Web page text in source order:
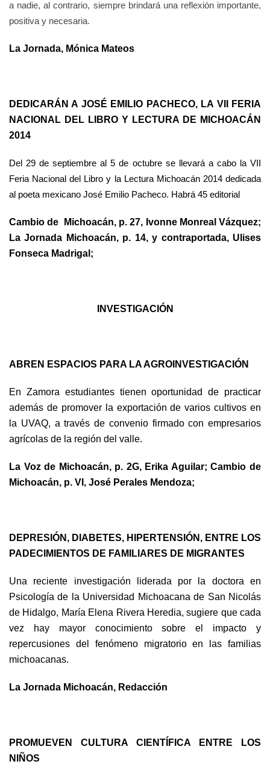
a nadie, al contrario, siempre brindará una reflexión importante,
positiva y necesaria.
La Jornada, Mónica Mateos
DEDICARÁN A JOSÉ EMILIO PACHECO, LA VII FERIA
NACIONAL DEL LIBRO Y LECTURA DE MICHOACÁN
2014
Del 29 de septiembre al 5 de octubre se llevará a cabo la VII
Feria Nacional del Libro y la Lectura Michoacán 2014 dedicada
al poeta mexicano José Emilio Pacheco. Habrá 45 editorial
Cambio de Michoacán, p. 27, Ivonne Monreal Vázquez;
La Jornada Michoacán, p. 14, y contraportada, Ulises
Fonseca Madrigal;
INVESTIGACIÓN
ABREN ESPACIOS PARA LA AGROINVESTIGACIÓN
En Zamora estudiantes tienen oportunidad de practicar
además de promover la exportación de varios cultivos en
la UVAQ, a través de convenio firmado con empresarios
agrícolas de la región del valle.
La Voz de Michoacán, p. 2G, Erika Aguilar; Cambio de
Michoacán, p. VI, José Perales Mendoza;
DEPRESIÓN, DIABETES, HIPERTENSIÓN, ENTRE LOS
PADECIMIENTOS DE FAMILIARES DE MIGRANTES
Una reciente investigación liderada por la doctora en
Psicología de la Universidad Michoacana de San Nicolás
de Hidalgo, María Elena Rivera Heredia, sugiere que cada
vez hay mayor conocimiento sobre el impacto y
repercusiones del fenómeno migratorio en las familias
michoacanas.
La Jornada Michoacán, Redacción
PROMUEVEN CULTURA CIENTÍFICA ENTRE LOS
NIÑOS